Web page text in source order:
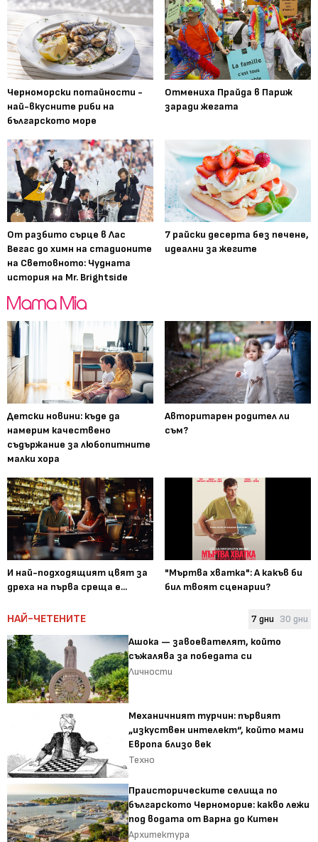
Черноморски потайности -
най-вкусните риби на
българското море
Отмениха Прайда в Париж
заради жегата
От разбито сърце в Лас
Вегас до химн на стадионите
на Световното: Чудната
история на Mr. Brightside
7 райски десерта без печене,
идеални за жегите
Детски новини: къде да
намерим качествено
съдържание за любопитните
малки хора
Авторитарен родител ли
съм?
И най-подходящият цвят за
дреха на първа среща е...
"Мъртва хватка": А какъв би
бил твоят сценарии?
НАЙ-ЧЕТЕНИТЕ 7 дни 30 дни
Ашока — завоевателят, който
съжалява за победата си
Личности
Механичният турчин: първият
„изкуствен интелект“, който мами
Европа близо век
Техно
Праисторическите селища по
българското Черноморие: какво лежи
под водата от Варна до Китен
Архитектура